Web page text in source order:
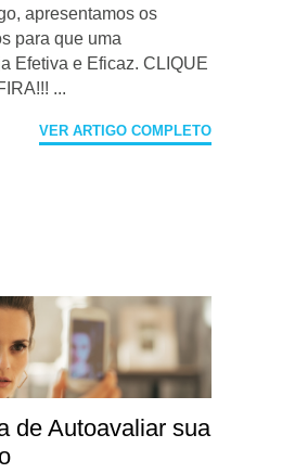
apresentamos os
para que uma
Efetiva e Eficaz. CLIQUE
...
VER ARTIGO COMPLETO
de Autoavaliar sua